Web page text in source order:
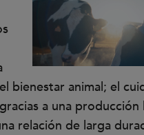
bienestar animal; el
a una producción
relación de larga